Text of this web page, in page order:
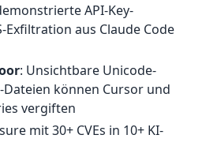
API-Key-
Exfiltration aus Claude Code
: Unsichtbare Unicode-
Dateien können Cursor und
vergiften
mit 30+ CVEs in 10+ KI-